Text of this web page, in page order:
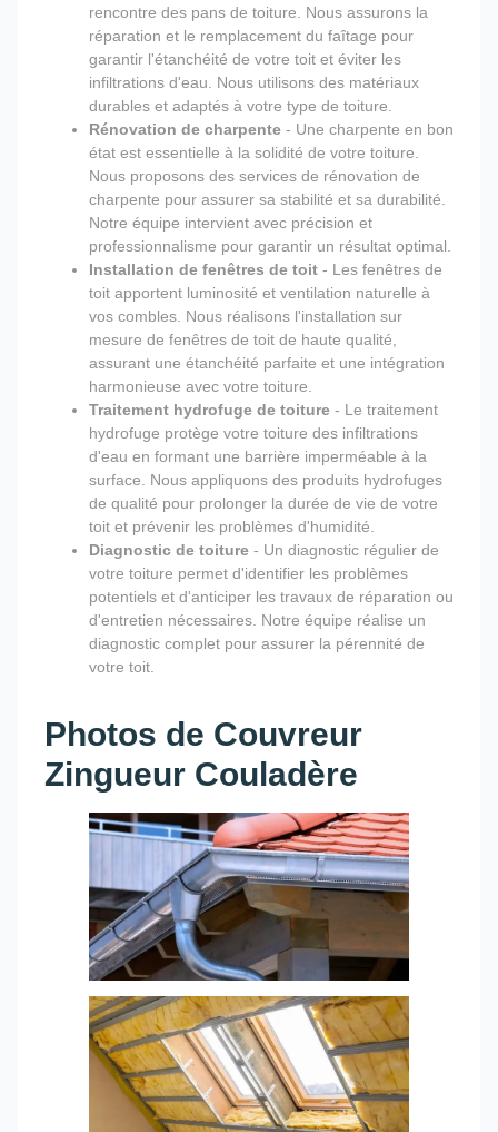
rencontre des pans de toiture. Nous assurons la
réparation et le remplacement du faîtage pour
garantir l'étanchéité de votre toit et éviter les
infiltrations d'eau. Nous utilisons des matériaux
durables et adaptés à votre type de toiture.
Rénovation de charpente - Une charpente en bon
état est essentielle à la solidité de votre toiture.
Nous proposons des services de rénovation de
charpente pour assurer sa stabilité et sa durabilité.
Notre équipe intervient avec précision et
professionnalisme pour garantir un résultat optimal.
Installation de fenêtres de toit - Les fenêtres de
toit apportent luminosité et ventilation naturelle à
vos combles. Nous réalisons l'installation sur
mesure de fenêtres de toit de haute qualité,
assurant une étanchéité parfaite et une intégration
harmonieuse avec votre toiture.
Traitement hydrofuge de toiture - Le traitement
hydrofuge protège votre toiture des infiltrations
d'eau en formant une barrière imperméable à la
surface. Nous appliquons des produits hydrofuges
de qualité pour prolonger la durée de vie de votre
toit et prévenir les problèmes d'humidité.
Diagnostic de toiture - Un diagnostic régulier de
votre toiture permet d'identifier les problèmes
potentiels et d'anticiper les travaux de réparation ou
d'entretien nécessaires. Notre équipe réalise un
diagnostic complet pour assurer la pérennité de
votre toit.
Photos de Couvreur
Zingueur Couladère